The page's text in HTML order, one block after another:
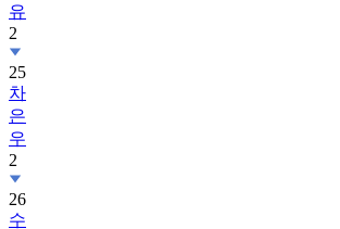
유
2
25
차
은
우
2
26
수